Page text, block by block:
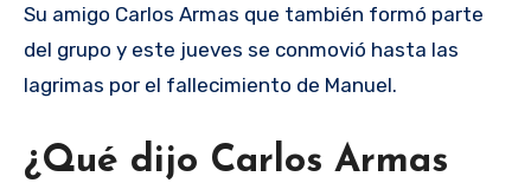
Su amigo Carlos Armas que también formó parte
del grupo y este jueves se conmovió hasta las
lagrimas por el fallecimiento de Manuel.
¿Qué dijo Carlos Armas